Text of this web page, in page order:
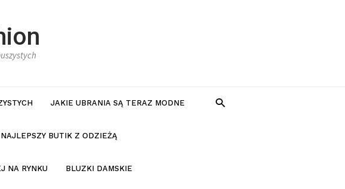
JAKIE UBRANIA SĄ TERAZ MODNE
NAJLEPSZY BUTIK Z ODZIEŻĄ
NA RYNKU BLUZKI DAMSKIE